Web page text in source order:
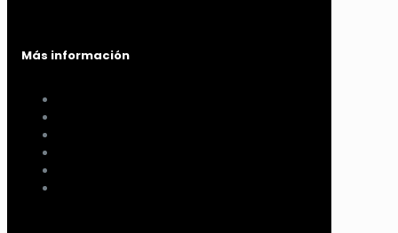
Más información